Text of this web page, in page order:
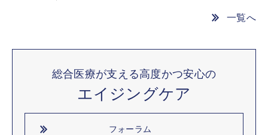
一覧へ
総合医療が支える高度かつ安心の
エイジングケア
フォーラム